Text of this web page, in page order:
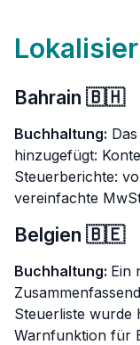
Bahrain 🇧🇭
Buchhaltung:
hinzugefügt:
Steuerberichte:
vereinfachte
Belgien 🇧🇪
Buchhaltung: Ein
Steuerliste wurde
Warnfunktion für